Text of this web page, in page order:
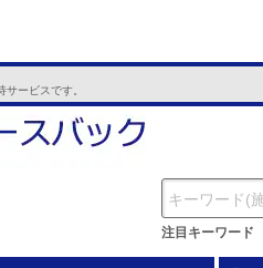
サービスです。
注目キーワード